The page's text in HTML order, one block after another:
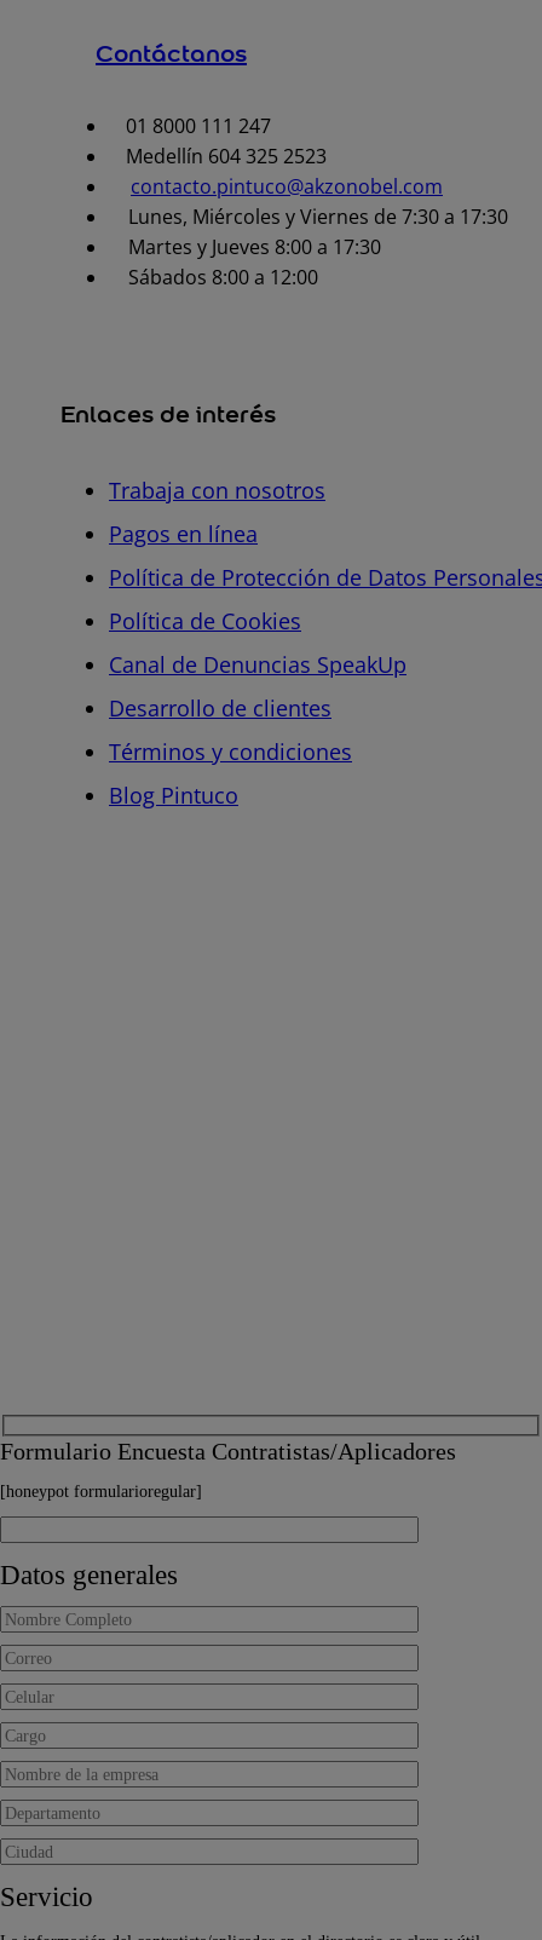
Contáctanos
01 8000 111 247
Medellín 604 325 2523
contacto.pintuco@akzonobel.com
Lunes, Miércoles y Viernes de 7:30 a 17:30
Martes y Jueves 8:00 a 17:30
Sábados 8:00 a 12:00
Enlaces de interés
Trabaja con nosotros
Pagos en línea
Política de Protección de Datos
Política de Cookies
Canal de Denuncias SpeakUp
Desarrollo de clientes
Términos y condiciones
Blog Pintuco
Formulario Encuesta Contratistas/Aplicadores
[honeypot formularioregular]
Datos generales
Servicio